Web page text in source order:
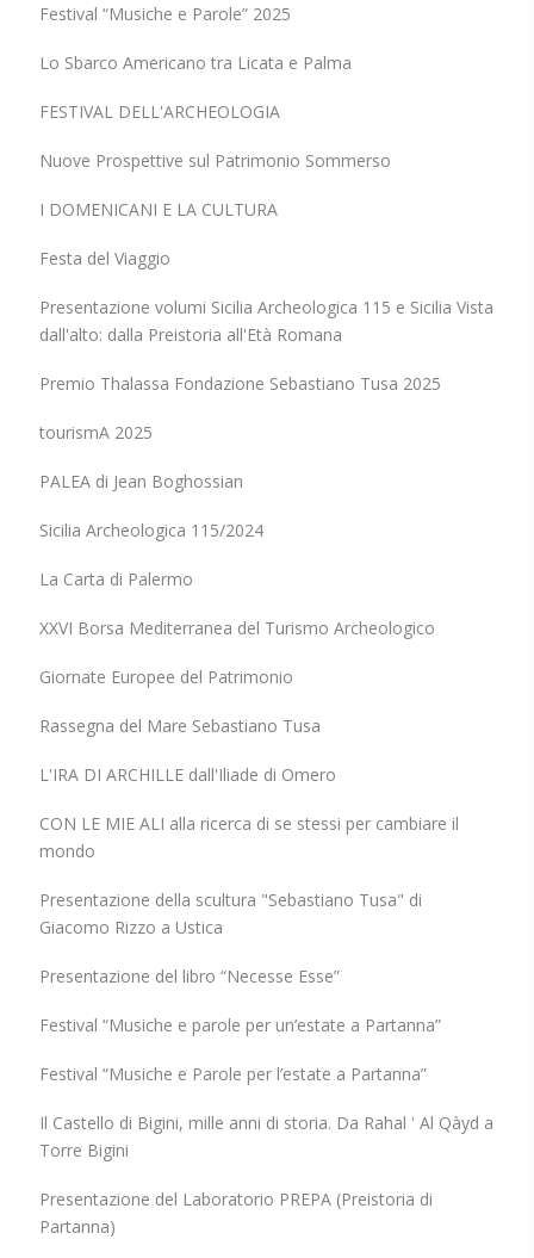
Festival “Musiche e Parole” 2025
Lo Sbarco Americano tra Licata e Palma
FESTIVAL DELL'ARCHEOLOGIA
Nuove Prospettive sul Patrimonio Sommerso
I DOMENICANI E LA CULTURA
Festa del Viaggio
Presentazione volumi Sicilia Archeologica 115 e Sicilia Vista
dall'alto: dalla Preistoria all'Età Romana
Premio Thalassa Fondazione Sebastiano Tusa 2025
tourismA 2025
PALEA di Jean Boghossian
Sicilia Archeologica 115/2024
La Carta di Palermo
XXVI Borsa Mediterranea del Turismo Archeologico
Giornate Europee del Patrimonio
Rassegna del Mare Sebastiano Tusa
L'IRA DI ARCHILLE dall'Iliade di Omero
CON LE MIE ALI alla ricerca di se stessi per cambiare il
mondo
Presentazione della scultura "Sebastiano Tusa" di
Giacomo Rizzo a Ustica
Presentazione del libro “Necesse Esse”
Festival “Musiche e parole per un’estate a Partanna”
Festival “Musiche e Parole per l’estate a Partanna”
Il Castello di Bigini, mille anni di storia. Da Rahal ' Al Qàyd a
Torre Bigini
Presentazione del Laboratorio PREPA (Preistoria di
Partanna)